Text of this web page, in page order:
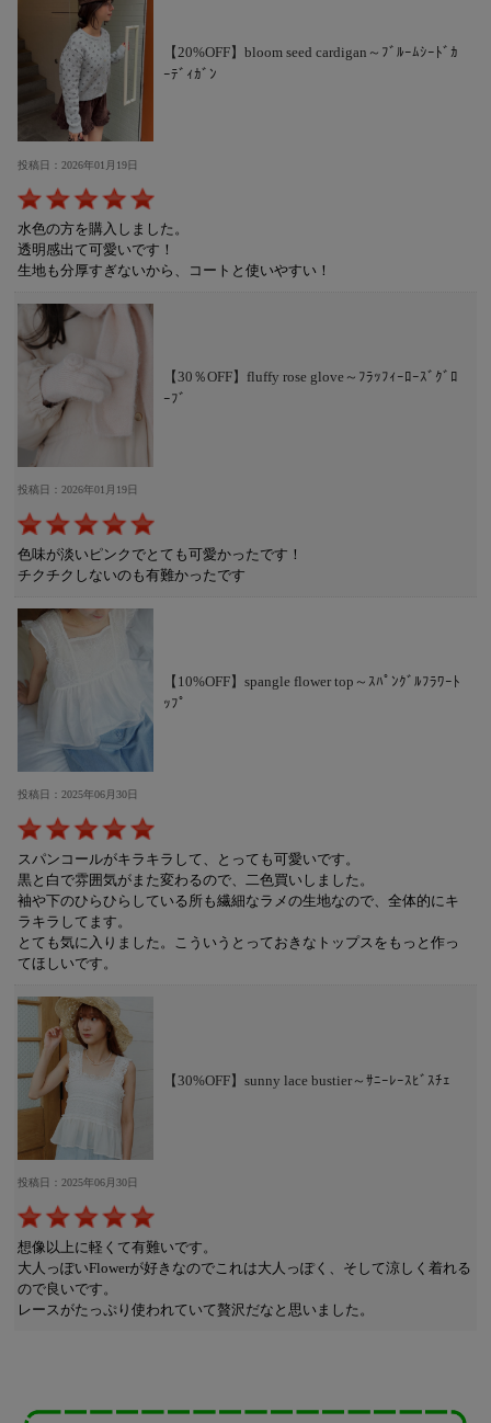
【20%OFF】bloom seed cardigan～ﾌﾞﾙｰﾑｼｰﾄﾞｶ
ｰﾃﾞｨｶﾞﾝ
投稿日：2026年01月19日
水色の方を購入しました。
透明感出て可愛いです！
生地も分厚すぎないから、コートと使いやすい！
【30％OFF】fluffy rose glove～ﾌﾗｯﾌｨｰﾛｰｽﾞｸﾞﾛ
ｰﾌﾞ
投稿日：2026年01月19日
色味が淡いピンクでとても可愛かったです！
チクチクしないのも有難かったです
【10%OFF】spangle flower top～ｽﾊﾟﾝｸﾞﾙﾌﾗﾜｰﾄ
ｯﾌﾟ
投稿日：2025年06月30日
スパンコールがキラキラして、とっても可愛いです。
黒と白で雰囲気がまた変わるので、二色買いしました。
袖や下のひらひらしている所も繊細なラメの生地なので、全体的にキ
ラキラしてます。
とても気に入りました。こういうとっておきなトップスをもっと作っ
てほしいです。
【30%OFF】sunny lace bustier～ｻﾆｰﾚｰｽﾋﾞｽﾁｪ
投稿日：2025年06月30日
想像以上に軽くて有難いです。
大人っぽいFlowerが好きなのでこれは大人っぽく、そして涼しく着れる
ので良いです。
レースがたっぷり使われていて贅沢だなと思いました。